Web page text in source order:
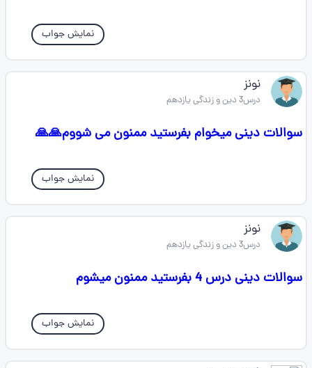
نمایش جواب
نونز
درس3 دین و زندگی یازدهم
سوالات دینی میخوام بفرستید ممنون می شووم🙏🙏
نمایش جواب
نونز
درس3 دین و زندگی یازدهم
سوالات دینی درس 4 بفرستید ممنون میشوم
نمایش جواب